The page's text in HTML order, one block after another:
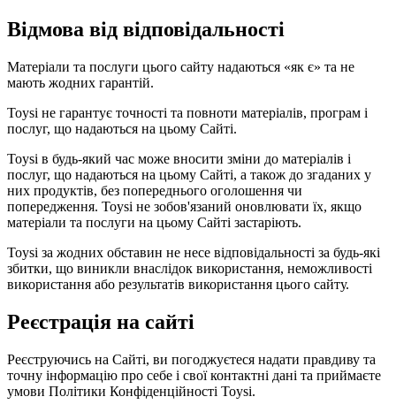
Відмова від відповідальності
Матеріали та послуги цього сайту надаються «як є» та не
мають жодних гарантій.
Toysi не гарантує точності та повноти матеріалів, програм і
послуг, що надаються на цьому Сайті.
Toysi в будь-який час може вносити зміни до матеріалів і
послуг, що надаються на цьому Сайті, а також до згаданих у
них продуктів, без попереднього оголошення чи
попередження. Toysi не зобов'язаний оновлювати їх, якщо
матеріали та послуги на цьому Сайті застаріють.
Toysi за жодних обставин не несе відповідальності за будь-які
збитки, що виникли внаслідок використання, неможливості
використання або результатів використання цього сайту.
Реєстрація на сайті
Реєструючись на Сайті, ви погоджуєтеся надати правдиву та
точну інформацію про себе і свої контактні дані та приймаєте
умови Політики Конфіденційності Toysi.